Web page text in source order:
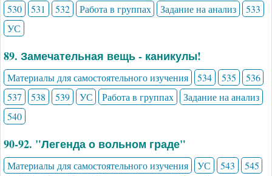
530
531 532 Работа в группах Задание на анализ
533
УС
89. Замечательная вещь - каникулы!
Материалы для самостоятельного изучения 534 535
536
537
538 539 УС Работа в группах
Задание на анализ
540
90-92. "Легенда о вольном граде"
Материалы для самостоятельного изучения УС 543
545